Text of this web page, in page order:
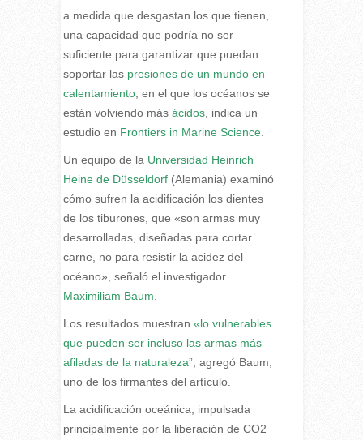
a medida que desgastan los que tienen,
una capacidad que podría no ser
suficiente para garantizar que puedan
soportar laspresiones de un mundo en
calentamiento, en el que los océanos se
están volviendo más ácidos, indica un
estudio en Frontiers in Marine Science.
Un equipo de la Universidad Heinrich
Heine de Düsseldorf(Alemania) examinó
cómo sufren la acidificación los dientes
de los tiburones, que «son armas muy
desarrolladas, diseñadas para cortar
carne, no para resistir la acidez del
océano», señaló el investigador
Maximiliam Baum.
Los resultados muestran «lo vulnerables
que pueden ser incluso las armas más
afiladas de la naturaleza”, agregó Baum,
uno de los firmantes del artículo.
La acidificación oceánica, impulsada
principalmente por la liberación de CO2